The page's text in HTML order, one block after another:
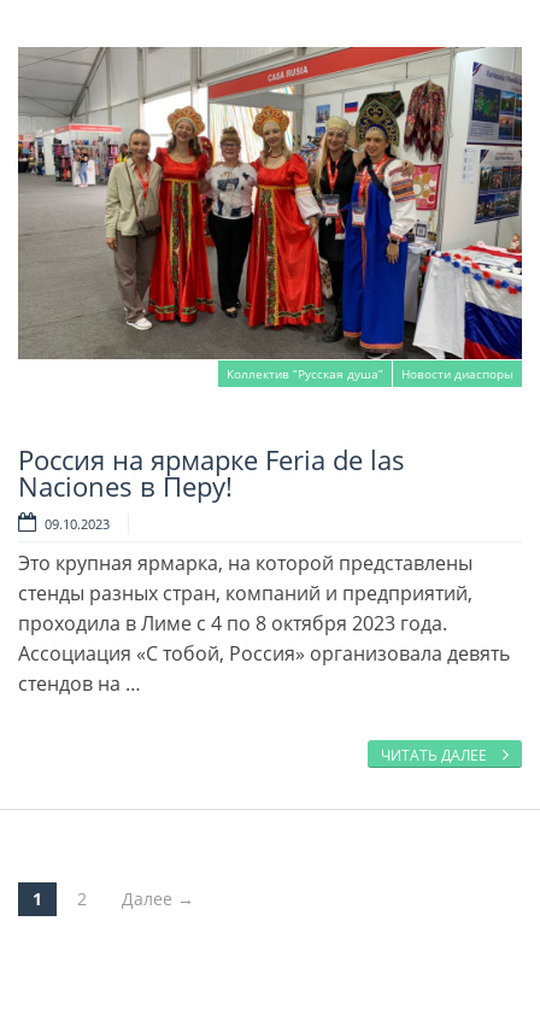
Коллектив “Русская душа” Новости диаспоры
Читать далее
Россия на ярмарке Feria de las
Naciones в Перу!
09.10.2023
Это крупная ярмарка, на которой представлены
стенды разных стран, компаний и предприятий,
проходила в Лиме с 4 по 8 октября 2023 года.
Ассоциация «С тобой, Россия» организовала девять
стендов на …
ЧИТАТЬ ДАЛЕЕ
Post navigation
1 2 Далее →